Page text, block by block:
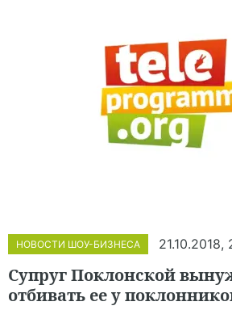
НОВОСТИ ШОУ-БИЗНЕСА 21.10.2018,
Супруг Поклонской
отбивать ее у